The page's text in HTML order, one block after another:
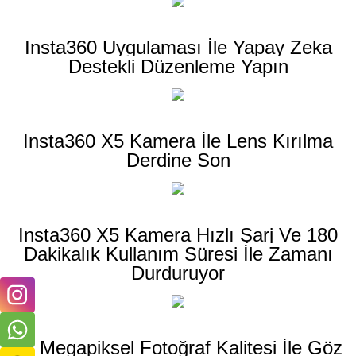
Insta360 Uygulaması İle Yapay Zeka
Destekli Düzenleme Yapın
Insta360 X5 Kamera İle Lens Kırılma
Derdine Son
Insta360 X5 Kamera Hızlı Şarj Ve 180
Dakikalık Kullanım Süresi İle Zamanı
Durduruyor
72 Megapiksel Fotoğraf Kalitesi İle Göz